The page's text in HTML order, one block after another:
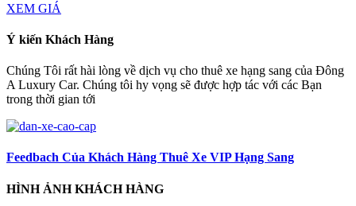
XEM GIÁ
Ý kiến Khách Hàng
Chúng Tôi rất hài lòng về dịch vụ cho thuê xe hạng sang của Đông
A Luxury Car. Chúng tôi hy vọng sẽ được hợp tác với các Bạn
trong thời gian tới
Feedbach Của Khách Hàng Thuê Xe VIP Hạng Sang
HÌNH ẢNH KHÁCH HÀNG